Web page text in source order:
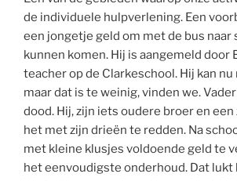
de individuele hulpverlening. Een
een jongetje geld om met de bus naar
kunnen komen. Hij is aangemeld door
teacher op de Clarkeschool. Hij kan nu
maar dat is te weinig, vinden we.
dood. Hij, zijn iets oudere broer en
het met zijn drieën te redden. Na
met kleine klusjes voldoende geld te
het eenvoudigste onderhoud. Dat lukt